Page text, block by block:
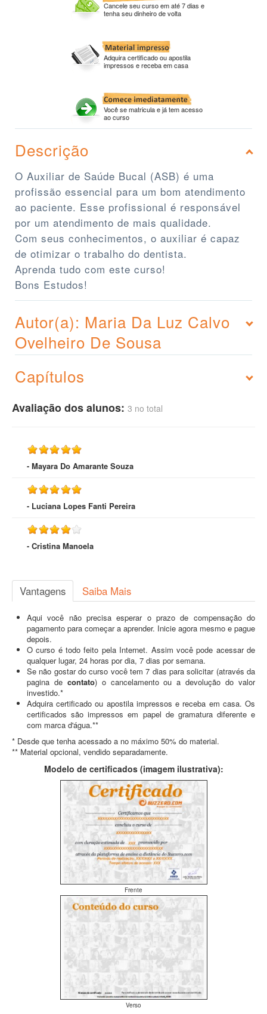
Cancele seu curso em até 7 dias e
tenha seu dinheiro de volta
Adquira certificado ou apostila
impressos e receba em casa
Você se matricula e já tem acesso
ao curso
Descrição
O Auxiliar de Saúde Bucal (ASB) é uma
profissão essencial para um bom atendimento
ao paciente. Esse profissional é responsável
por um atendimento de mais qualidade.
Com seus conhecimentos, o auxiliar é capaz
de otimizar o trabalho do dentista.
Aprenda tudo com este curso!
Bons Estudos!
Autor(a): Maria Da Luz Calvo
Ovelheiro De Sousa
Capítulos
Avaliação dos alunos: 3 no total
- Mayara Do Amarante Souza
- Luciana Lopes Fanti Pereira
- Cristina Manoela
Vantagens Saiba Mais
Aqui você não precisa esperar o prazo de compensação do
pagamento para começar a aprender. Inicie agora mesmo e pague
depois.
O curso é todo feito pela Internet. Assim você pode acessar de
qualquer lugar, 24 horas por dia, 7 dias por semana.
Se não gostar do curso você tem 7 dias para solicitar (através da
pagina de contato) o cancelamento ou a devolução do valor
investido.*
Adquira certificado ou apostila impressos e receba em casa. Os
certificados são impressos em papel de gramatura diferente e
com marca d'água.**
* Desde que tenha acessado a no máximo 50% do material.
** Material opcional, vendido separadamente.
Modelo de certificados (imagem ilustrativa):
Frente
Verso